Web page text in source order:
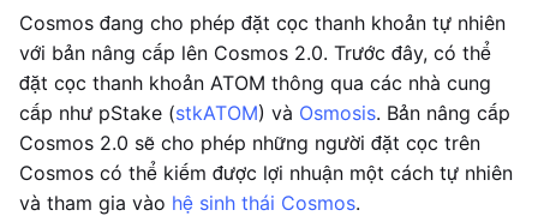
Cosmos đang cho phép đặt cọc thanh khoản tự nhiên
với bản nâng cấp lên Cosmos 2.0. Trước đây, có thể
đặt cọc thanh khoản ATOM thông qua các nhà cung
cấp như pStake (stkATOM) và Osmosis. Bản nâng cấp
Cosmos 2.0 sẽ cho phép những người đặt cọc trên
Cosmos có thể kiếm được lợi nhuận một cách tự nhiên
và tham gia vào hệ sinh thái Cosmos.